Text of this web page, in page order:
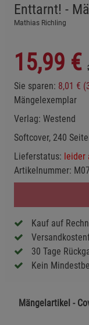
Enttarnt! -
Mathias Richling
15,99 €
Sie sparen: 8,01 €
Mängelexemplar
Verlag: Westend
Softcover, 240
Lieferstatus: leider
Artikelnummer:
Kauf auf
30 Tage
Kein
Mängelartikel -